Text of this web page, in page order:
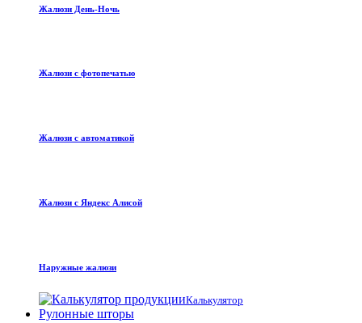
Жалюзи День-Ночь
Жалюзи с фотопечатью
Жалюзи с автоматикой
Жалюзи с Яндекс Алисой
Наружные жалюзи
Калькулятор
Рулонные шторы